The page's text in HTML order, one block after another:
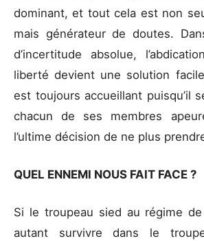
dominant, et tout cela est non
mais générateur de doutes.
d’incertitude absolue,
liberté devient une solution
est toujours accueillant puisqu’il
chacun de ses membres
l’ultime décision de ne plus
QUEL ENNEMI NOUS FAIT FACE ?
Si le troupeau sied au régime
autant survivre dans le